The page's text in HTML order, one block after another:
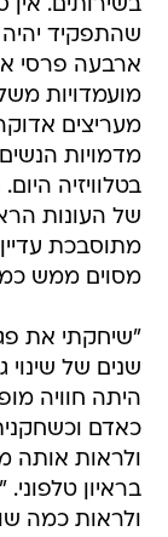
בשירותים.
שהתפקיד
ארבעה פרסי
מועמדויות
מדמויות
בטלוויזיה
של העונות
מתוסבכת
מסוים ממש
"שיחקתי את
שנים של שינוי
היתה חוויה
כאדם
ולראות אותה
בראיון
ולראות כמה